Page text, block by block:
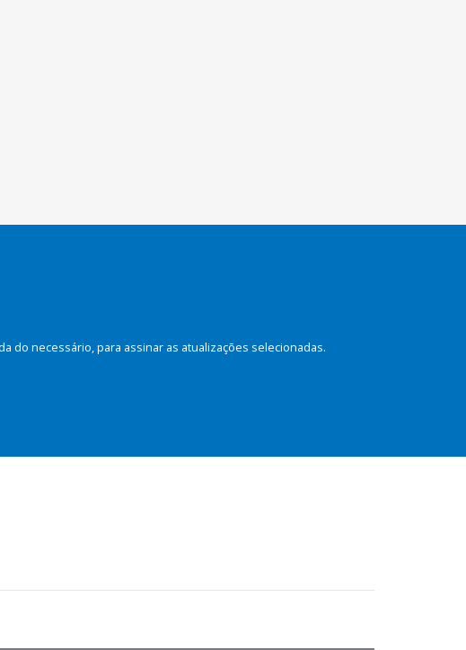
do necessário, para assinar as atualizações selecionadas.